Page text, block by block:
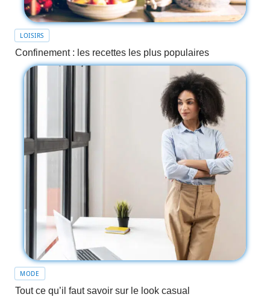
LOISIRS
Confinement : les recettes les plus populaires
MODE
Tout ce qu’il faut savoir sur le look casual